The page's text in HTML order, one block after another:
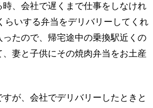
時、会社で遅くまで仕事をしなけれ
らいする弁当をデリバリーしてくれ
たので、帰宅途中の乗換駅近くの
妻と子供にその焼肉弁当をお土産
が、会社でデリバリーしたときと